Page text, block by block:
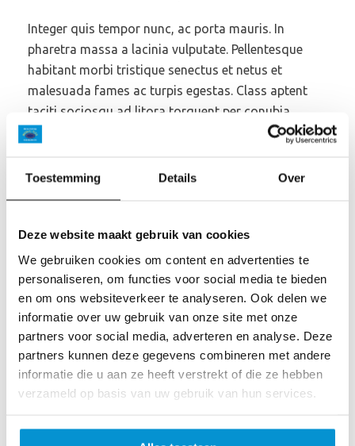
Toestemming Details Over
Deze website maakt gebruik van cookies
We gebruiken cookies om content en advertenties te
personaliseren, om functies voor social media te bieden
en om ons websiteverkeer te analyseren. Ook delen we
informatie over uw gebruik van onze site met onze
partners voor social media, adverteren en analyse. Deze
partners kunnen deze gegevens combineren met andere
informatie die u aan ze heeft verstrekt of die ze hebben
verzameld op basis van uw gebruik van hun services.
Integer quis tempor nunc, ac porta mauris. In
pharetra massa a lacinia vulputate. Pellentesque
habitant morbi tristique senectus et netus et
malesuada fames ac turpis egestas. Class aptent
taciti sociosqu ad litora torquent per conubia
nostra, per inceptos himenaeos. Pellentesque
malesuada fames ac turpis egestas. Integer porta
eu. Aliquam erat volutpat. Nulla vulputate orci ex,
tincidunt congue sem efficitur in.
Sed ac metus consectetur, lacinia diam et, gravida
sem. Donec eget augue lacus. Donec quis quam
maximus, consectetur nunc a, consectetur neque.
Fusce congue vehicula justo, id ullamcorper diam
rhoncus sed. Morbi varius quam felis, ac rhoncus
purus varius ut. Sed at efficitur augue. Etiam